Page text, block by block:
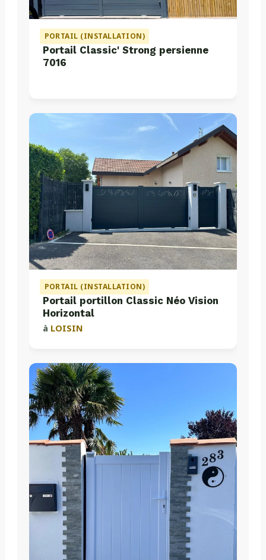
PORTAIL (INSTALLATION)
Portail Classic' Strong persienne
7016
PORTAIL (INSTALLATION)
Portail portillon Classic Néo Vision
Horizontal
à LOISIN